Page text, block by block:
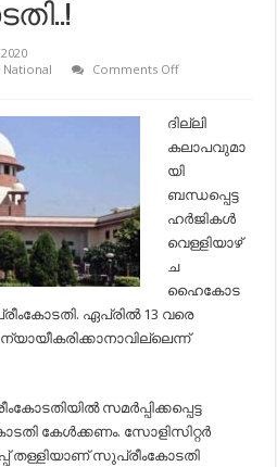
National Comments Offon
ബന്ധപ്പെട്ട
ഹരജികള്‍
വെള്ളിയാഴ്​
ച
പരിഗണിക്കണം
-
ദില്ലി
കലാപവുമാ
യി
ബന്ധപ്പെട്ട
ഹര്‍ജികള്‍
വെള്ളിയാഴ്​
ച
ഹൈകോട
ഏപ്രില്‍ 13 വരെ
ന്യായീകരിക്കാനാവില്ലെന്ന്​
സമര്‍പ്പിക്കപ്പെട്ട
കേള്‍ക്കണം. സോളിസിറ്റര്‍
തള്ളിയാണ്​ സുപ്രീംകോടതി